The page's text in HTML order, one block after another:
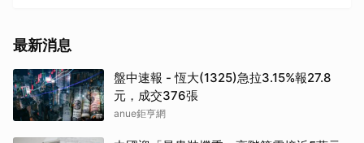
最新消息
盤中速報 - 恆大(1325)急拉3.15%報27.8
元，成交376張
anue鉅亨網